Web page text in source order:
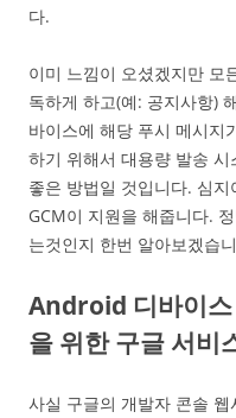
다.
이미 느낌이 오셨겠지만 모
독하게 하고(예: 공지사항)
바이스에 해당 푸시 메시지
하기 위해서 대용량 발송
좋은 방법일 것입니다. 심
GCM이 지원을 해줍니다.
는것인지 한번 알아보겠습
Android 디바이스
을 위한 구글 서비
사실 구글의 개발자 콘솔